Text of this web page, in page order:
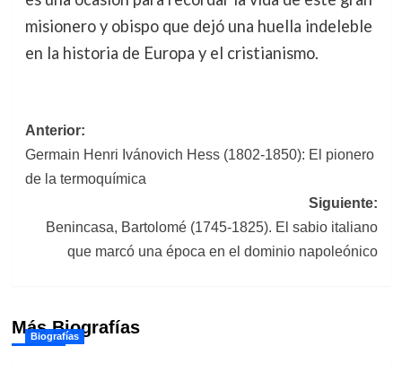
misionero y obispo que dejó una huella indeleble
en la historia de Europa y el cristianismo.
Navegación
de
entradas
Anterior:
Germain Henri Ivánovich Hess (1802-1850): El pionero
de la termoquímica
Siguiente:
Benincasa, Bartolomé (1745-1825). El sabio italiano
que marcó una época en el dominio napoleónico
Más Biografías
Biografías